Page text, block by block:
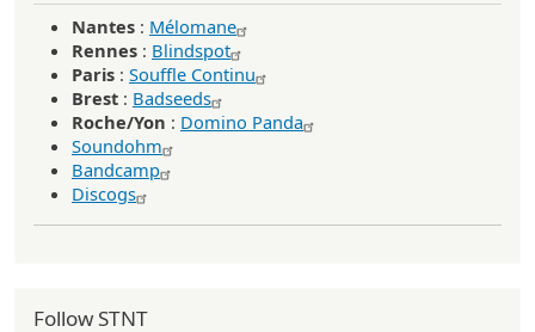
Nantes : Mélomane
Rennes : Blindspot
Paris : Souffle Continu
Brest : Badseeds
Roche/Yon : Domino Panda
Soundohm
Bandcamp
Discogs
Follow STNT